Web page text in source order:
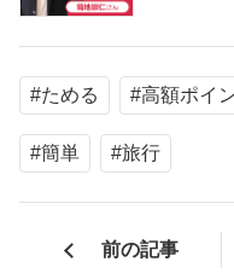
#ためる #高額ポイ
#簡単 #旅行
前の記事